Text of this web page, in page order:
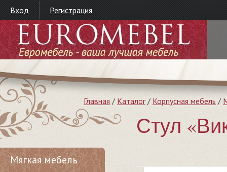
Вход Регистрация
Главная / Каталог/ Корпусная мебель /
Стул
Мягкая мебель